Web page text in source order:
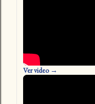
Ver video →